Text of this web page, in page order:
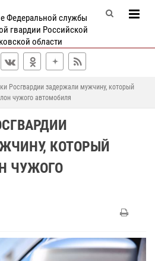
Федеральной службы
гвардии Российской
области
Росгвардии задержали мужчину, который
чужого автомобиля
КОТОРЫЙ
ЧУЖОГО